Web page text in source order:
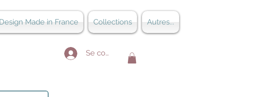
Made in France Collections Autres...
Se connecter